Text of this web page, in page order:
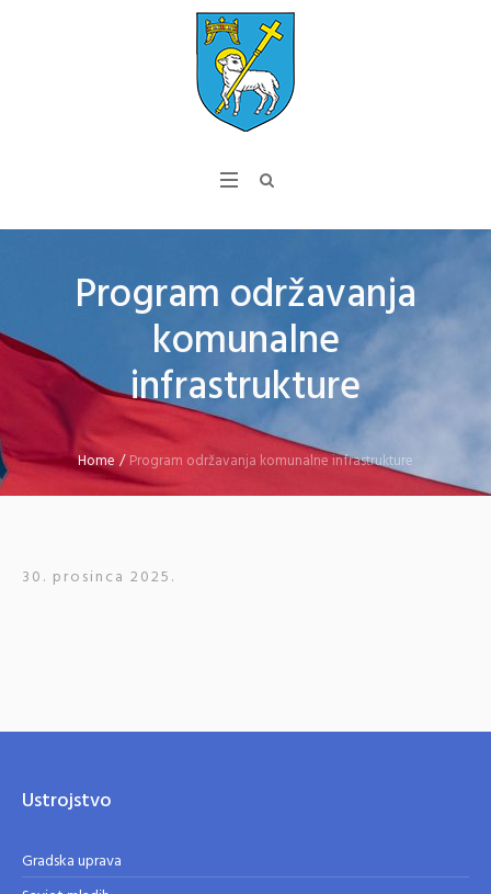
Program održavanja
komunalne
infrastrukture
Home/Program održavanja komunalne infrastrukture
30. prosinca 2025.
Ustrojstvo
Gradska uprava